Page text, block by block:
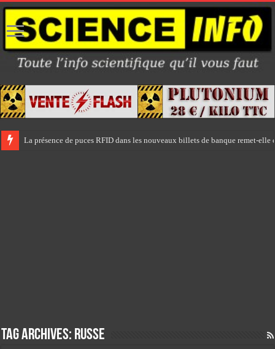
La présence de puces RFID dans les nouveaux billets de banque remet-
Tag Archives: russe